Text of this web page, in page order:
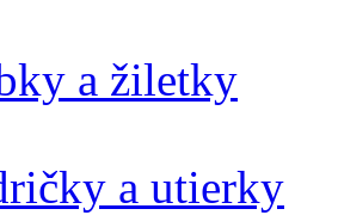
a žiletky
a utierky